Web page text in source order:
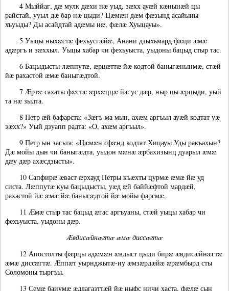
4 Мыййаг, дæ мулк дæхи нæ уыд, зæхх ауæй кæнынæй цы
райстай, ууыл дæ бар нæ цыди? Цæмæн дæм фæзынд асайыны
хъуыды? Ды асайдтай адæмы нæ, фæлæ Хуыцауы».
5 Уыцы ныхæстæ фехъусгæйæ, Анани дзыхъмард фæци æмæ
адæргъ и зæххыл. Уыцы хабар чи фехъуыста, уыдоны бацыд стыр тас.
6 Бацыдысты лæппутæ, æрцæттæ йæ кодтой баныгæнынмæ, стæй
йæ рахастой æмæ баныгæдтой.
7 Æртæ сахаты фæстæ æрхæццæ йæ ус дæр, ныр цы æрцыди, уый
та нæ зыдта.
8 Петр æй бафарста: «Зæгъ-ма мын, ахæм аргъыл ауæй кодтат уæ
зæхх?» Уый дзуапп радта: «О, ахæм аргъыл».
9 Петр ын загъта: «Цæмæн сфæнд кодтат Хицауы Уды ракъахын?
Дæ мойы дын чи баныгæдта, уыдон мæнæ æрбахизынц дуарыл æмæ
дæу дæр ахæсдзысты».
10 Сапфирæ æваст æрхауд Петры къæхты цурмæ æмæ йæ уд
систа. Лæппутæ куы бацыдысты, уæд æй баййæфтой мардæй,
рахастой йæ æмæ йæ баныгæдтой йæ мойы фарсмæ.
11 Æмæ стыр тас бацыд æгас аргъуаны, стæй уыцы хабар чи
фехъуыста, уыдоны дæр.
Æвдисæйнæгтæ æмæ диссæгтæ
12 Апостолты фæрцы адæмæн æвдыст цыди бирæ æвдисæйнæгтæ
æмæ диссæгтæ. Æппæт уырнджытæ-иу æмзæрдæйæ æрæмбырд сты
Соломоны тыргъы.
13 Семæ баиумæ æддагазттæй йæ ныфс ничи хаста, фæлæ сын